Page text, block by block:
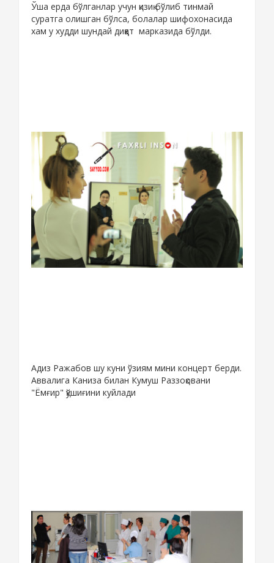
Ўша ерда бўлганлар учун қизиқ бўлиб тинмай
суратга олишган бўлса, болалар шифохонасида
хам у худди шундай диққат марказида бўлди.
Адиз Ражабов шу куни ўзиям мини концерт берди.
Аввалига Каниза билан Кумуш Раззоқовани
"Ёмғир" қўшиғини куйлади